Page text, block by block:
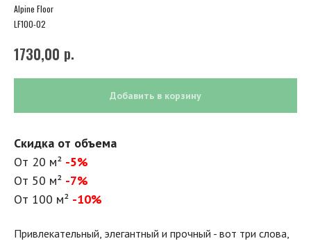
Alpine Floor
LF100-02
1730,00 р.
Добавить в корзину
Скидка от объема
От 20 м² -5%
От 50 м² -7%
От 100 м² -10%
Привлекательный, элегантный и прочный - вот три слова,